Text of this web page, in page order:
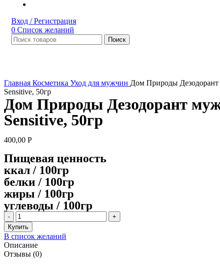
Вход / Регистрация
0 Список желаний
Поиск
Главная Косметика Уход для мужчин Дом Природы
Sensitive, 50гр
Дом Природы Дезодорант
Sensitive, 50гр
400,00 Р
Пищевая ценность
ккал / 100гр
белки / 100гр
жиры / 100гр
углеводы / 100гр
Количество
товара
Дом
Природы
Дезодорант
мужской
Купить
В список желаний
Описание
Отзывы (0)